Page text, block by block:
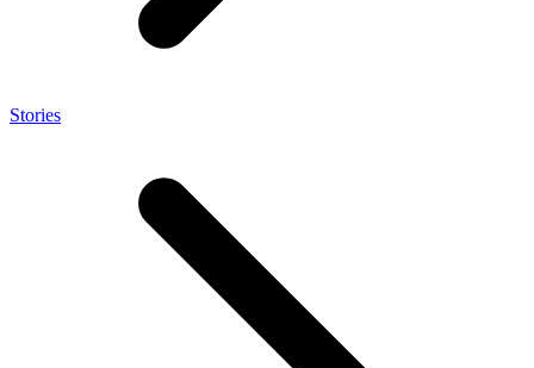
Stories